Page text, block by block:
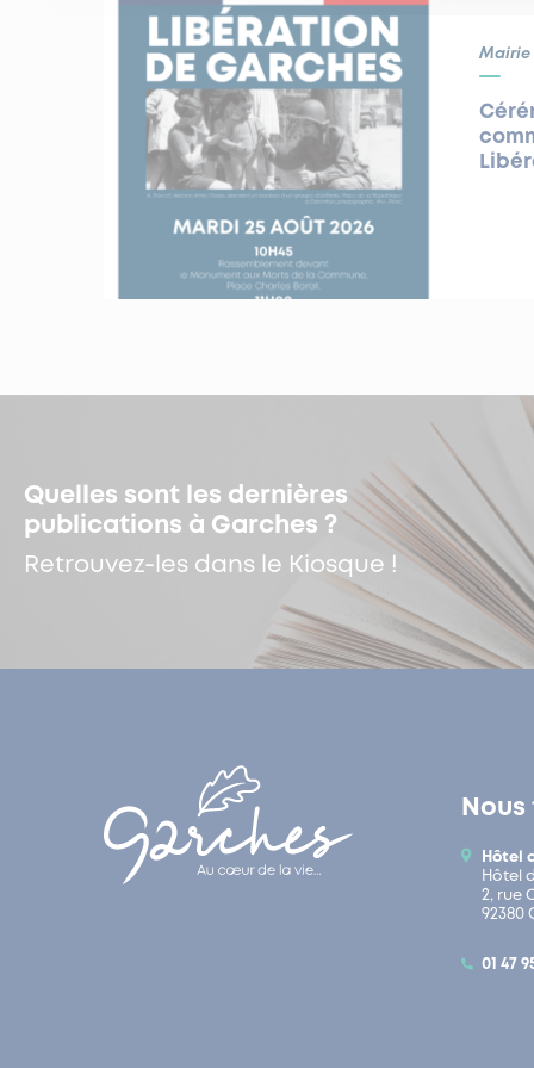
Mairie
Quelles sont les dernières
publications à Garches ?
Retrouvez-les dans le Kiosque !
Hôtel
Hôtel
2, rue
92380
01 47